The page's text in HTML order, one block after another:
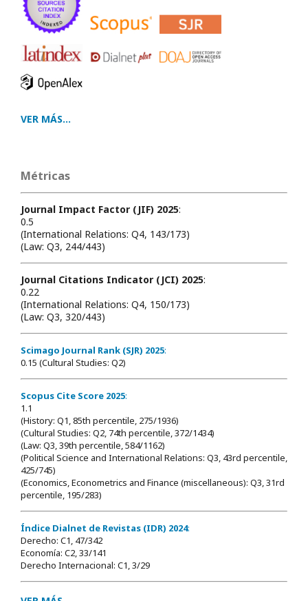
VER MÁS...
Métricas
Journal Impact Factor (JIF) 2025:
0.5
(International Relations: Q4, 143/173)
(Law: Q3, 244/443)
Journal Citations Indicator (JCI) 2025:
0.22
(International Relations: Q4, 150/173)
(Law: Q3, 320/443)
Scimago Journal Rank (SJR) 2025:
0.15 (Cultural Studies: Q2)
Scopus Cite Score 2025:
1.1
(History: Q1, 85th percentile, 275/1936)
(Cultural Studies: Q2, 74th percentile, 372/1434)
(Law: Q3, 39th percentile, 584/1162)
(Political Science and International Relations: Q3, 43rd percentile,
425/745)
(Economics, Econometrics and Finance (miscellaneous): Q3, 31rd
percentile, 195/283)
Índice Dialnet de Revistas (IDR) 2024:
Derecho: C1, 47/342
Economía: C2, 33/141
Derecho Internacional: C1, 3/29